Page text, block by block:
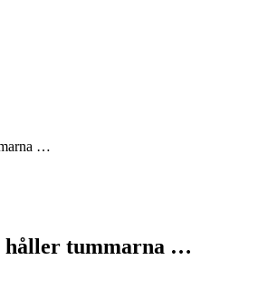
…
håller tummarna …